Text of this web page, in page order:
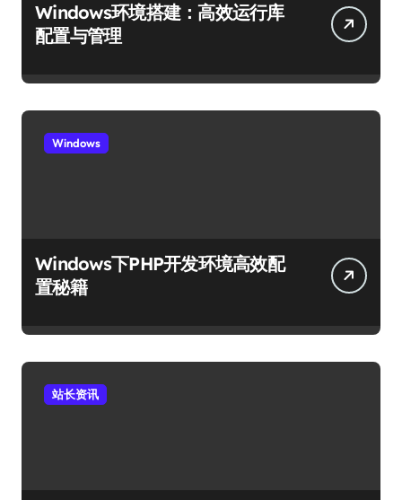
Windows环境搭建：高效运行库
配置与管理
Windows
Windows下PHP开发环境高效配
置秘籍
站长资讯